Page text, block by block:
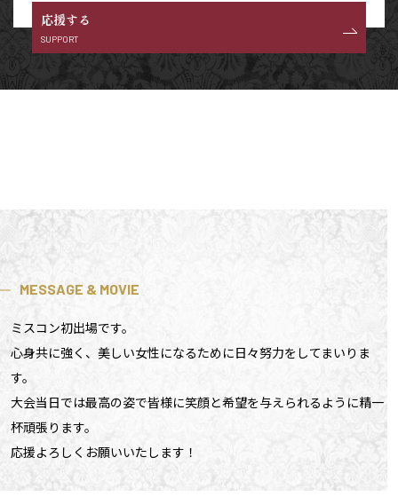
応援する
SUPPORT
MESSAGE & MOVIE
ミスコン初出場です。
心身共に強く、美しい女性になるために日々努力をしてまいりま
す。
大会当日では最高の姿で皆様に笑顔と希望を与えられるように精一
杯頑張ります。